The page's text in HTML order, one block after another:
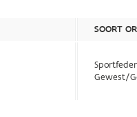
SOORT
Gewest/